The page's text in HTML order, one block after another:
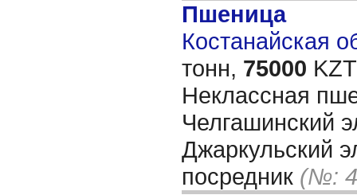
Пшеница
Костанайская
тонн, 75000
Неклассная
Челгашинский
Джаркульский
посредник (№: